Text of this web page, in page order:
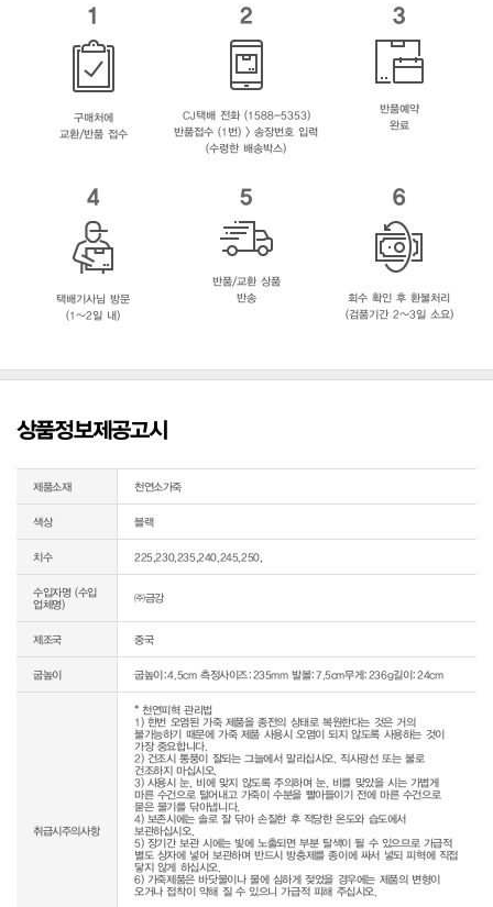
1
구매처에
교환/반품 접수
2
CJ택배 전화 (1588-5353)
반품접수 (1번) > 송장번호 입력
(수령한 배송박스)
3
반품예약
완료
4
택배기사님 방문
(1~2일 내)
5
반품/교환 상품
반송
6
회수 확인 후 환불처리
(검품기간 2~3일 소요)
상품정보제공고시
제품소재 천연소가죽
색상 블랙
치수 225,230,235,240,245,250,
수입자명 (수입
업체명)
㈜금강
제조국 중국
굽높이 굽높이:4.5cm 측정사이즈:235mm 발볼:7.5cm무게:236g길이:24cm
취급시주의사항
* 천연피혁 관리법
1) 한번 오염된 가죽 제품을 종전의 상태로 복원한다는 것은 거의
불가능하기 때문에 가죽 제품 사용시 오염이 되지 않도록 사용하는 것이
가장 중요합니다.
2) 건조시 통풍이 잘되는 그늘에서 말리십시오. 직사광선 또는 불로
건조하지 마십시오.
3) 사용시 눈, 비에 맞지 않도록 주의하며 눈, 비를 맞았을 시는 가볍게
마른 수건으로 털어내고 가죽이 수분을 빨아들이기 전에 마른 수건으로
묻은 물기를 닦아냅니다.
4) 보존시에는 솔로 잘 닦아 손질한 후 적당한 온도와 습도에서
보관하십시오.
5) 장기간 보관 시에는 빛에 노출되면 부분 탈색이 될 수 있으므로 가급적
별도 상자에 넣어 보관하며 반드시 방충제를 종이에 싸서 넣되 피혁에 직접
닿지 않게 하십시오.
6) 가죽제품은 바닷물이나 물에 심하게 젖었을 경우에는 제품의 변형이
오거나 접착이 약해 질 수 있으니 가급적 피해 주십시오.